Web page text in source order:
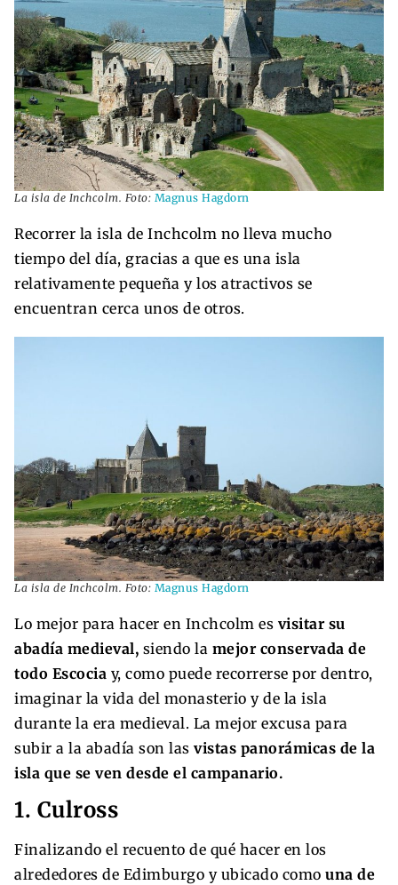
La isla de Inchcolm. Foto: Magnus Hagdorn
Recorrer la isla de Inchcolm no lleva mucho
tiempo del día, gracias a que es una isla
relativamente pequeña y los atractivos se
encuentran cerca unos de otros.
La isla de Inchcolm. Foto: Magnus Hagdorn
Lo mejor para hacer en Inchcolm es visitar su
abadía medieval, siendo la mejor conservada de
todo Escocia y, como puede recorrerse por dentro,
imaginar la vida del monasterio y de la isla
durante la era medieval. La mejor excusa para
subir a la abadía son las vistas panorámicas de la
isla que se ven desde el campanario.
1. Culross
Finalizando el recuento de qué hacer en los
alrededores de Edimburgo y ubicado como una de